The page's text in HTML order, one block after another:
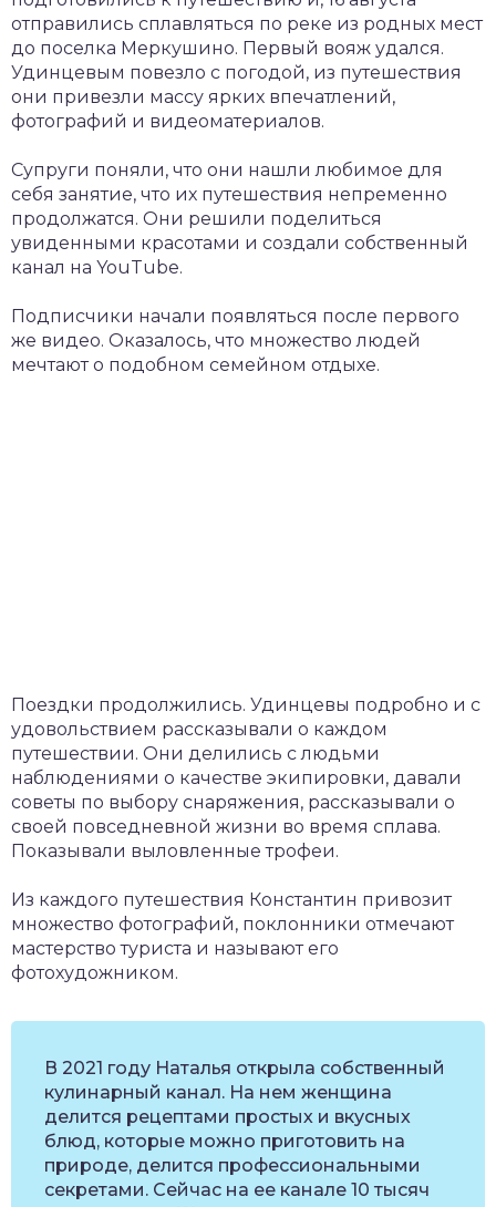
отправились сплавляться по реке из родных мест
до поселка Меркушино. Первый вояж удался.
Удинцевым повезло с погодой, из путешествия
они привезли массу ярких впечатлений,
фотографий и видеоматериалов.
Супруги поняли, что они нашли любимое для
себя занятие, что их путешествия непременно
продолжатся. Они решили поделиться
увиденными красотами и создали собственный
канал на YouTube.
Подписчики начали появляться после первого
же видео. Оказалось, что множество людей
мечтают о подобном семейном отдыхе.
Поездки продолжились. Удинцевы подробно и с
удовольствием рассказывали о каждом
путешествии. Они делились с людьми
наблюдениями о качестве экипировки, давали
советы по выбору снаряжения, рассказывали о
своей повседневной жизни во время сплава.
Показывали выловленные трофеи.
Из каждого путешествия Константин привозит
множество фотографий, поклонники отмечают
мастерство туриста и называют его
фотохудожником.
В 2021 году Наталья открыла собственный
кулинарный канал. На нем женщина
делится рецептами простых и вкусных
блюд, которые можно приготовить на
природе, делится профессиональными
секретами. Сейчас на ее канале 10 тысяч